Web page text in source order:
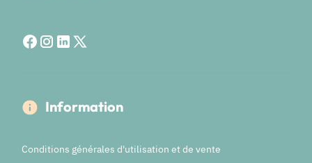
Information
Conditions générales d'utilisation et de vente